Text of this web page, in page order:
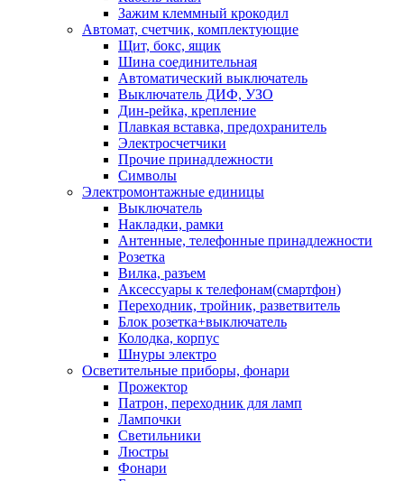
Зажим клеммный крокодил
Автомат, счетчик, комплектующие
Щит, бокс, ящик
Шина соединительная
Автоматический выключатель
Выключатель ДИФ, УЗО
Дин-рейка, крепление
Плавкая вставка, предохранитель
Электросчетчики
Прочие принадлежности
Символы
Электромонтажные единицы
Выключатель
Накладки, рамки
Антенные, телефонные принадлежности
Розетка
Вилка, разъем
Аксессуары к телефонам(смартфон)
Переходник, тройник, разветвитель
Блок розетка+выключатель
Колодка, корпус
Шнуры электро
Осветительные приборы, фонари
Прожектор
Патрон, переходник для ламп
Лампочки
Светильники
Люстры
Фонари